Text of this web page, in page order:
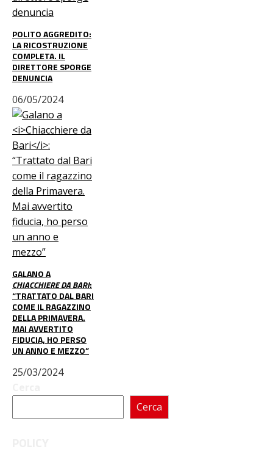
POLITO AGGREDITO:
LA RICOSTRUZIONE
COMPLETA. IL
DIRETTORE SPORGE
DENUNCIA
06/05/2024
GALANO A
CHIACCHIERE DA BARI:
“TRATTATO DAL BARI
COME IL RAGAZZINO
DELLA PRIMAVERA.
MAI AVVERTITO
FIDUCIA, HO PERSO
UN ANNO E MEZZO”
25/03/2024
Cerca